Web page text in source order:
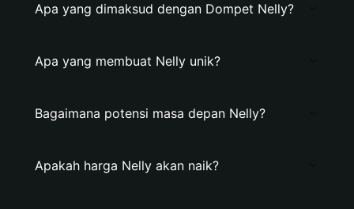
Apa yang dimaksud dengan Dompet Nelly?
Apa yang membuat Nelly unik?
Bagaimana potensi masa depan Nelly?
Apakah harga Nelly akan naik?